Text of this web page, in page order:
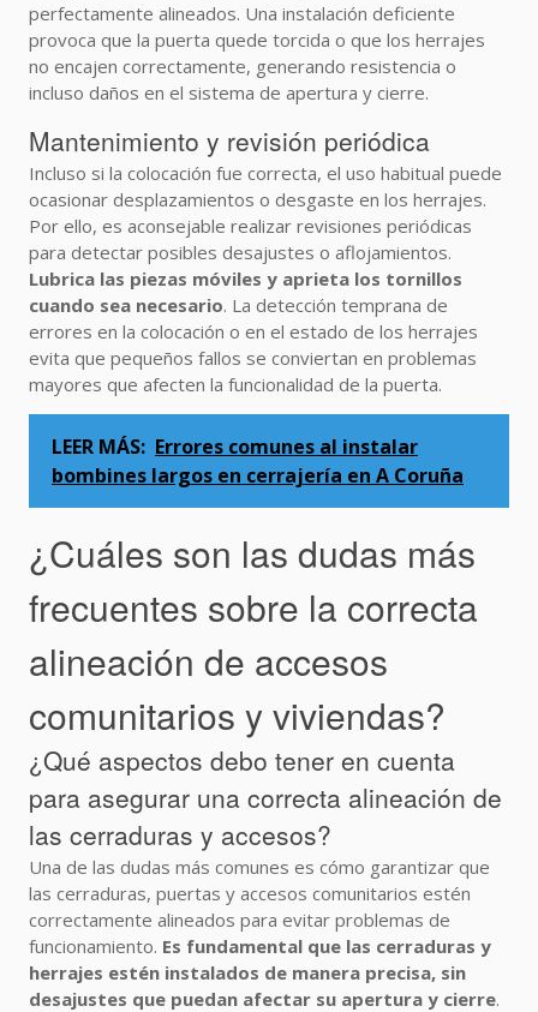
perfectamente alineados. Una instalación deficiente
provoca que la puerta quede torcida o que los herrajes
no encajen correctamente, generando resistencia o
incluso daños en el sistema de apertura y cierre.
Mantenimiento y revisión periódica
Incluso si la colocación fue correcta, el uso habitual puede
ocasionar desplazamientos o desgaste en los herrajes.
Por ello, es aconsejable realizar revisiones periódicas
para detectar posibles desajustes o aflojamientos.
Lubrica las piezas móviles y aprieta los tornillos
cuando sea necesario. La detección temprana de
errores en la colocación o en el estado de los herrajes
evita que pequeños fallos se conviertan en problemas
mayores que afecten la funcionalidad de la puerta.
LEER MÁS: Errores comunes al instalar
bombines largos en cerrajería en A Coruña
¿Cuáles son las dudas más
frecuentes sobre la correcta
alineación de accesos
comunitarios y viviendas?
¿Qué aspectos debo tener en cuenta
para asegurar una correcta alineación de
las cerraduras y accesos?
Una de las dudas más comunes es cómo garantizar que
las cerraduras, puertas y accesos comunitarios estén
correctamente alineados para evitar problemas de
funcionamiento. Es fundamental que las cerraduras y
herrajes estén instalados de manera precisa, sin
desajustes que puedan afectar su apertura y cierre.